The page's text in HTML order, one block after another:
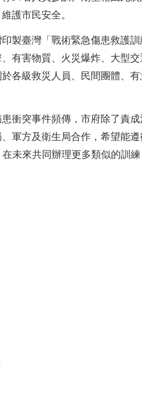
護市民安全。
製臺灣「戰術緊急傷患救護訓
有害物質、火災爆炸、大型交
各級救災人員、民間團體、有
衝突事件頻傳，市府除了責成
軍方及衛生局合作，希望能遵
未來共同辦理更多類似的訓練